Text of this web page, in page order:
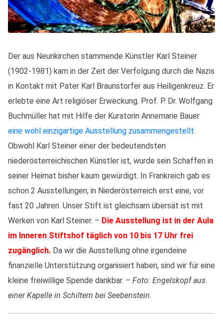
Der aus Neunkirchen stammende Künstler Karl Steiner
(1902-1981) kam in der Zeit der Verfolgung durch die Nazis
in Kontakt mit Pater Karl Braunstorfer aus Heiligenkreuz. Er
erlebte eine Art religiöser Erweckung. Prof. P. Dr. Wolfgang
Buchmüller hat mit Hilfe der Kuratorin Annemarie Bauer
eine wohl einzigartige Ausstellung zusammengestellt.
Obwohl Karl Steiner einer der bedeutendsten
niederösterreichischen Künstler ist, wurde sein Schaffen in
seiner Heimat bisher kaum gewürdigt. In Frankreich gab es
schon 2 Ausstellungen, in Niederösterreich erst eine, vor
fast 20 Jahren. Unser Stift ist gleichsam übersät ist mit
Werken von Karl Steiner. – Die Ausstellung ist in der Aula
im Inneren Stiftshof täglich von 10 bis 17 Uhr frei
zugänglich. Da wir die Ausstellung ohne irgendeine
finanzielle Unterstützung organisiert haben, sind wir für eine
kleine freiwillige Spende dankbar. – Foto: Engelskopf aus
einer Kapelle in Schiltern bei Seebenstein.